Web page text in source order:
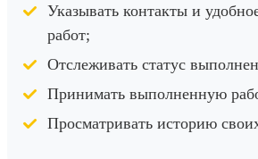
Указывать контакты и
работ;
Отслеживать статус
Принимать выполненную
Просматривать историю